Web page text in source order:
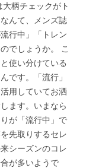
大柄チェックがト
んて、メンズ誌
行中」「トレン
でしょうか。 こ
使い分けている
です。「流行」
用していてお洒
ます。いまなら
が「流行中」で
先取りするセレ
シーズンのコレ
が多いようで